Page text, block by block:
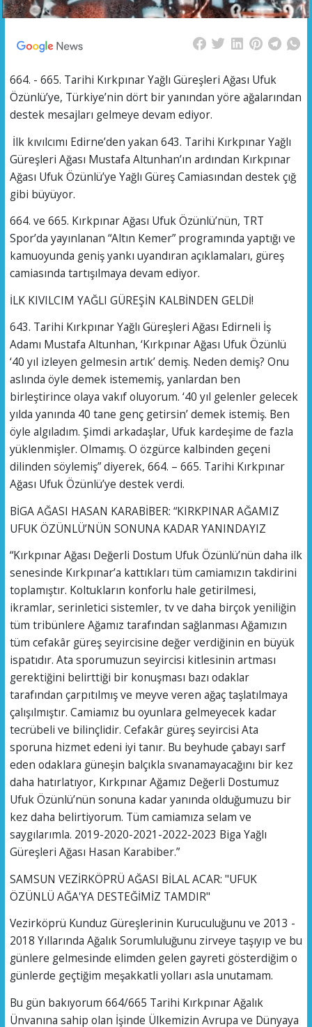
664. - 665. Tarihi Kırkpınar Yağlı Güreşleri Ağası Ufuk
Özünlü’ye, Türkiye’nin dört bir yanından yöre ağalarından
destek mesajları gelmeye devam ediyor.
İlk kıvılcımı Edirne’den yakan 643. Tarihi Kırkpınar Yağlı
Güreşleri Ağası Mustafa Altunhan’ın ardından Kırkpınar
Ağası Ufuk Özünlü’ye Yağlı Güreş Camiasından destek çığ
gibi büyüyor.
664. ve 665. Kırkpınar Ağası Ufuk Özünlü’nün, TRT
Spor’da yayınlanan “Altın Kemer” programında yaptığı ve
kamuoyunda geniş yankı uyandıran açıklamaları, güreş
camiasında tartışılmaya devam ediyor.
İLK KIVILCIM YAĞLI GÜREŞİN KALBİNDEN GELDİ!
643. Tarihi Kırkpınar Yağlı Güreşleri Ağası Edirneli İş
Adamı Mustafa Altunhan, ‘Kırkpınar Ağası Ufuk Özünlü
‘40 yıl izleyen gelmesin artık’ demiş. Neden demiş? Onu
aslında öyle demek istememiş, yanlardan ben
birleştirince olaya vakıf oluyorum. ‘40 yıl gelenler gelecek
yılda yanında 40 tane genç getirsin’ demek istemiş. Ben
öyle algıladım. Şimdi arkadaşlar, Ufuk kardeşime de fazla
yüklenmişler. Olmamış. O özgürce kalbinden geçeni
dilinden söylemiş” diyerek, 664. – 665. Tarihi Kırkpınar
Ağası Ufuk Özünlü’ye destek verdi.
BİGA AĞASI HASAN KARABİBER: “KIRKPINAR AĞAMIZ
UFUK ÖZÜNLÜ’NÜN SONUNA KADAR YANINDAYIZ
“Kırkpınar Ağası Değerli Dostum Ufuk Özünlü’nün daha ilk
senesinde Kırkpınar’a kattıkları tüm camiamızın takdirini
toplamıştır. Koltukların konforlu hale getirilmesi,
ikramlar, serinletici sistemler, tv ve daha birçok yeniliğin
tüm tribünlere Ağamız tarafından sağlanması Ağamızın
tüm cefakâr güreş seyircisine değer verdiğinin en büyük
ispatıdır. Ata sporumuzun seyircisi kitlesinin artması
gerektiğini belirttiği bir konuşması bazı odaklar
tarafından çarpıtılmış ve meyve veren ağaç taşlatılmaya
çalışılmıştır. Camiamız bu oyunlara gelmeyecek kadar
tecrübeli ve bilinçlidir. Cefakâr güreş seyircisi Ata
sporuna hizmet edeni iyi tanır. Bu beyhude çabayı sarf
eden odaklara güneşin balçıkla sıvanamayacağını bir kez
daha hatırlatıyor, Kırkpınar Ağamız Değerli Dostumuz
Ufuk Özünlü’nün sonuna kadar yanında olduğumuzu bir
kez daha belirtiyorum. Tüm camiamıza selam ve
saygılarımla. 2019-2020-2021-2022-2023 Biga Yağlı
Güreşleri Ağası Hasan Karabiber.”
SAMSUN VEZİRKÖPRÜ AĞASI BİLAL ACAR: "UFUK
ÖZÜNLÜ AĞA'YA DESTEĞİMİZ TAMDIR"
Vezirköprü Kunduz Güreşlerinin Kuruculuğunu ve 2013 -
2018 Yıllarında Ağalık Sorumluluğunu zirveye taşıyıp ve bu
günlere gelmesinde elimden gelen gayreti gösterdiğim o
günlerde geçtiğim meşakkatli yolları asla unutamam.
Bu gün bakıyorum 664/665 Tarihi Kırkpınar Ağalık
Ünvanına sahip olan İşinde Ülkemizin Avrupa ve Dünyaya